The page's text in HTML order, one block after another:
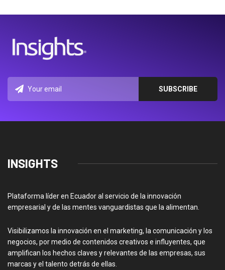
INSIGHTS
Plataforma líder en Ecuador al servicio de la innovación
empresarial y de las mentes vanguardistas que la alimentan.
Visibilizamos la innovación en el marketing, la comunicación y los
negocios, por medio de contenidos creativos e influyentes, que
amplifican los hechos claves y relevantes de las empresas, sus
marcas y el talento detrás de ellas.